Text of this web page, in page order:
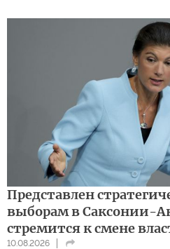
Представлен
выборам в Саксонии-
стремится к смене
10.08.2026